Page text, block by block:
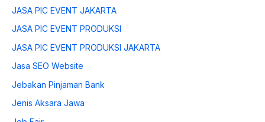
JASA PIC EVENT JAKARTA
JASA PIC EVENT PRODUKSI
JASA PIC EVENT PRODUKSI JAKARTA
Jasa SEO Website
Jebakan Pinjaman Bank
Jenis Aksara Jawa